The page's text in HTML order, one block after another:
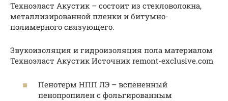
Техноэласт Акустик – состоит из стекловолокна,
металлизированной пленки и битумно-
полимерного связующего.
Звукоизоляция и гидроизоляция пола материалом
Техноэласт Акустик Источник remont-exclusive.com
Пенотерм НПП ЛЭ – вспененный
пенопропилен с фольгированным